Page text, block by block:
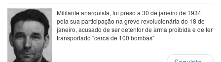
Militante anarquista, foi preso a 30 de janeiro de 1934
pela sua participação na greve revolucionária do 18 de
janeiro, acusado de ser detentor de arma proibida e de ter
transportado "cerca de 100 bombas"
Paginação